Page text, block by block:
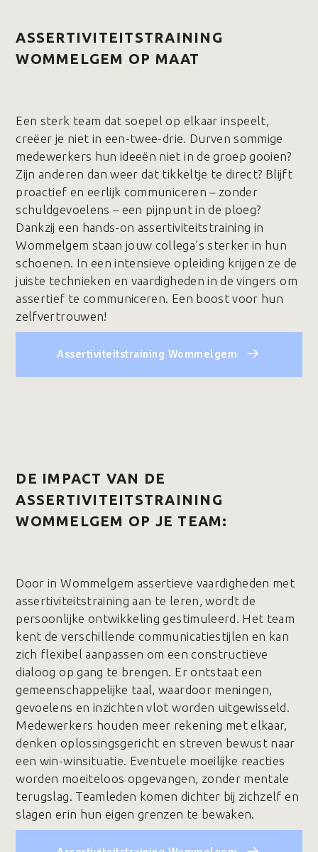
ASSERTIVITEITSTRAINING
WOMMELGEM OP MAAT
Een sterk team dat soepel op elkaar inspeelt,
creëer je niet in een-twee-drie. Durven sommige
medewerkers hun ideeën niet in de groep gooien?
Zijn anderen dan weer dat tikkeltje te direct? Blijft
proactief en eerlijk communiceren – zonder
schuldgevoelens – een pijnpunt in de ploeg?
Dankzij een hands-on assertiviteitstraining in
Wommelgem staan jouw collega’s sterker in hun
schoenen. In een intensieve opleiding krijgen ze de
juiste technieken en vaardigheden in de vingers om
assertief te communiceren. Een boost voor hun
zelfvertrouwen!
Assertiviteitstraining Wommelgem
DE IMPACT VAN DE
ASSERTIVITEITSTRAINING
WOMMELGEM OP JE TEAM:
Door in Wommelgem assertieve vaardigheden met
assertiviteitstraining aan te leren, wordt de
persoonlijke ontwikkeling gestimuleerd. Het team
kent de verschillende communicatiestijlen en kan
zich flexibel aanpassen om een constructieve
dialoog op gang te brengen. Er ontstaat een
gemeenschappelijke taal, waardoor meningen,
gevoelens en inzichten vlot worden uitgewisseld.
Medewerkers houden meer rekening met elkaar,
denken oplossingsgericht en streven bewust naar
een win-winsituatie. Eventuele moeilijke reacties
worden moeiteloos opgevangen, zonder mentale
terugslag. Teamleden komen dichter bij zichzelf en
slagen erin hun eigen grenzen te bewaken.